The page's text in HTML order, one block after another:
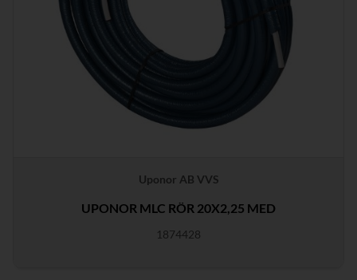
Uponor AB VVS
UPONOR MLC RÖR 20X2,25 MED
1874428